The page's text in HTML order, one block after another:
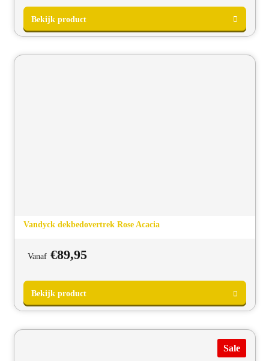
was:
van
€89,95.
is:
€69,95.
Bekijk product
Vandyck dekbedovertrek Rose Acacia
Vanaf €89,95
Sale